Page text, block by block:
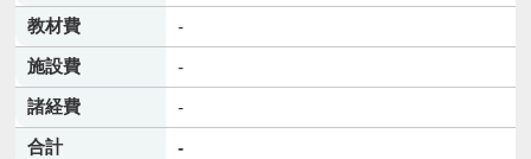
教材費
-
施設費
-
諸経費
-
合計
-